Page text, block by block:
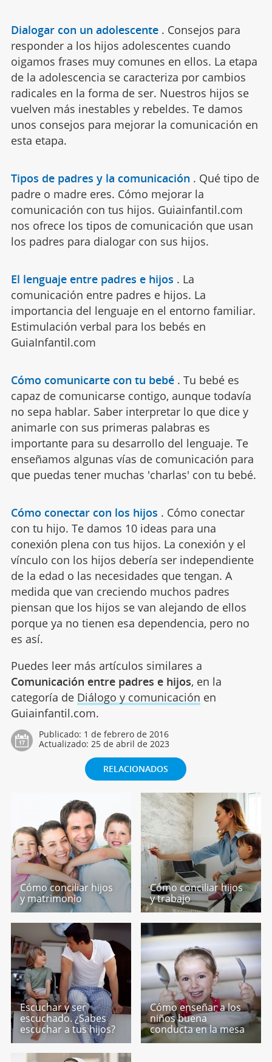
Dialogar con un adolescente . Consejos para
responder a los hijos adolescentes cuando
oigamos frases muy comunes en ellos. La etapa
de la adolescencia se caracteriza por cambios
radicales en la forma de ser. Nuestros hijos se
vuelven más inestables y rebeldes. Te damos
unos consejos para mejorar la comunicación en
esta etapa.
Tipos de padres y la comunicación . Qué tipo de
padre o madre eres. Cómo mejorar la
comunicación con tus hijos. Guiainfantil.com
nos ofrece los tipos de comunicación que usan
los padres para dialogar con sus hijos.
El lenguaje entre padres e hijos . La
comunicación entre padres e hijos. La
importancia del lenguaje en el entorno familiar.
Estimulación verbal para los bebés en
GuiaInfantil.com
Cómo comunicarte con tu bebé . Tu bebé es
capaz de comunicarse contigo, aunque todavía
no sepa hablar. Saber interpretar lo que dice y
animarle con sus primeras palabras es
importante para su desarrollo del lenguaje. Te
enseñamos algunas vías de comunicación para
que puedas tener muchas 'charlas' con tu bebé.
Cómo conectar con los hijos . Cómo conectar
con tu hijo. Te damos 10 ideas para una
conexión plena con tus hijos. La conexión y el
vínculo con los hijos debería ser independiente
de la edad o las necesidades que tengan. A
medida que van creciendo muchos padres
piensan que los hijos se van alejando de ellos
porque ya no tienen esa dependencia, pero no
es así.
Puedes leer más artículos similares a
Comunicación entre padres e hijos, en la
categoría de Diálogo y comunicación en
Guiainfantil.com.
Publicado: 1 de febrero de 2016
Actualizado: 25 de abril de 2023
RELACIONADOS
Cómo conciliar hijos
y matrimonio
Cómo conciliar hijos
y trabajo
Escuchar y ser
escuchado. ¿Sabes
escuchar a tus hijos?
Cómo enseñar a los
niños buena
conducta en la mesa